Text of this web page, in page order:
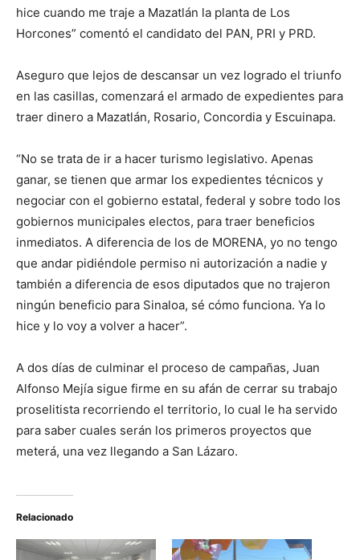
hice cuando me traje a Mazatlán la planta de Los
Horcones” comentó el candidato del PAN, PRI y PRD.
Aseguro que lejos de descansar un vez logrado el triunfo
en las casillas, comenzará el armado de expedientes para
traer dinero a Mazatlán, Rosario, Concordia y Escuinapa.
“No se trata de ir a hacer turismo legislativo. Apenas
ganar, se tienen que armar los expedientes técnicos y
negociar con el gobierno estatal, federal y sobre todo los
gobiernos municipales electos, para traer beneficios
inmediatos. A diferencia de los de MORENA, yo no tengo
que andar pidiéndole permiso ni autorización a nadie y
también a diferencia de esos diputados que no trajeron
ningún beneficio para Sinaloa, sé cómo funciona. Ya lo
hice y lo voy a volver a hacer”.
A dos días de culminar el proceso de campañas, Juan
Alfonso Mejía sigue firme en su afán de cerrar su trabajo
proselitista recorriendo el territorio, lo cual le ha servido
para saber cuales serán los primeros proyectos que
meterá, una vez llegando a San Lázaro.
Relacionado